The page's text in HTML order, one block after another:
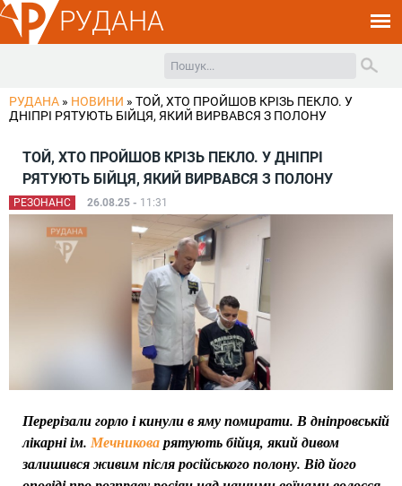
РУДАНА
РУДАНА » НОВИНИ » ТОЙ, ХТО ПРОЙШОВ КРІЗЬ ПЕКЛО. У
ДНІПРІ РЯТУЮТЬ БІЙЦЯ, ЯКИЙ ВИРВАВСЯ З ПОЛОНУ
ТОЙ, ХТО ПРОЙШОВ КРІЗЬ ПЕКЛО. У ДНІПРІ
РЯТУЮТЬ БІЙЦЯ, ЯКИЙ ВИРВАВСЯ З ПОЛОНУ
РЕЗОНАНС 26.08.25 - 11:31
Перерізали горло і кинули в яму помирати. В дніпровській
лікарні ім. Мечниковарятують бійця, який дивом
залишився живим після російського полону. Від його